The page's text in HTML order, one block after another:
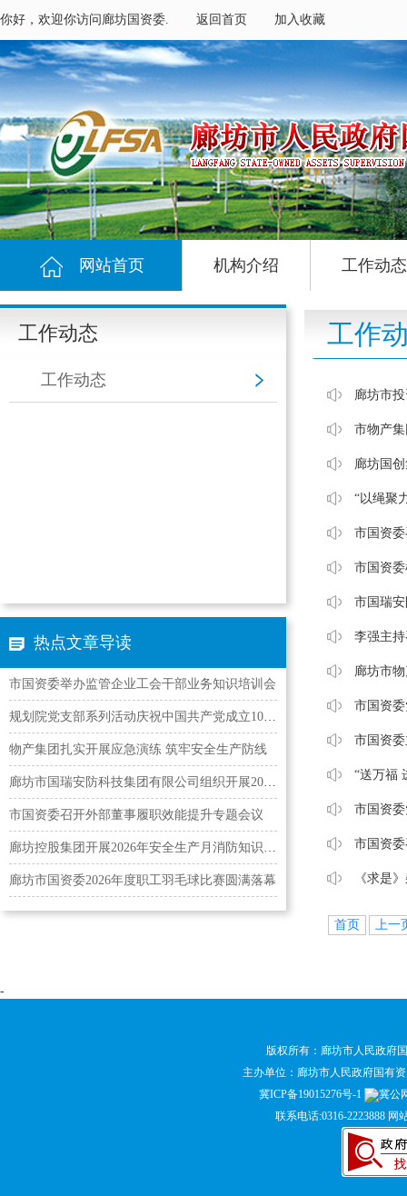
你好，欢迎你访问廊坊国资委. 返回首页 加入收藏
网站首页 机构介绍 工作动态
工作动态
工作动态
热点文章导读
市国资委举办监管企业工会干部业务知识培训会
规划院党支部系列活动庆祝中国共产党成立105周年
物产集团扎实开展应急演练 筑牢安全生产防线
廊坊市国瑞安防科技集团有限公司组织开展2026年“安…
市国资委召开外部董事履职效能提升专题会议
廊坊控股集团开展2026年安全生产月消防知识培训及应…
廊坊市国资委2026年度职工羽毛球比赛圆满落幕
工作
廊坊市
市物产
廊坊国
“以绳聚
市国资
市国资
市国瑞
李强主
廊坊市
市国资
市国资
“送万福
市国资
市国资
《求是
首页 上一
-
版权所有：廊坊市人民政府
主办单位：廊坊市人民政府国有
冀ICP备19015276号-1
冀公
联系电话:0316-2223888 网